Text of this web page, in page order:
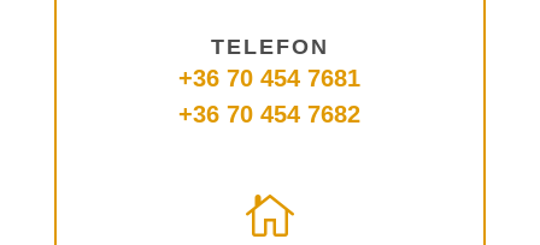
TELEFON
+36 70 454 7681
+36 70 454 7682
